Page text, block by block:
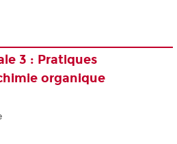
3 : Pratiques
organique